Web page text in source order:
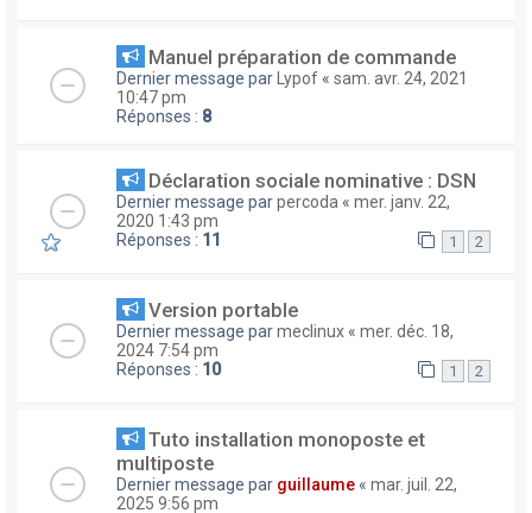
Manuel préparation de commande
Dernier message par Lypof « sam. avr. 24, 2021
10:47 pm
Réponses : 8
Déclaration sociale nominative : DSN
Dernier message parpercoda « mer. janv. 22,
2020 1:43 pm
Réponses : 11 1 2
Version portable
Dernier message parmeclinux « mer. déc. 18,
2024 7:54 pm
Réponses : 10 1 2
Tuto installation monoposte et
multiposte
Dernier message par guillaume « mar. juil. 22,
2025 9:56 pm